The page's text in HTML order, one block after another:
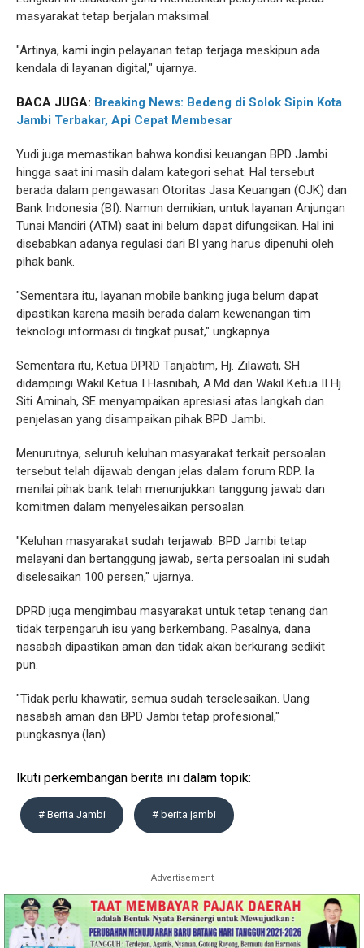
masyarakat tetap berjalan maksimal.
"Artinya, kami ingin pelayanan tetap terjaga meskipun ada
kendala di layanan digital," ujarnya.
BACA JUGA: Breaking News: Bedeng di Solok Sipin Kota
Jambi Terbakar, Api Cepat Membesar
Yudi juga memastikan bahwa kondisi keuangan BPD Jambi
hingga saat ini masih dalam kategori sehat. Hal tersebut
berada dalam pengawasan Otoritas Jasa Keuangan (OJK) dan
Bank Indonesia (BI). Namun demikian, untuk layanan Anjungan
Tunai Mandiri (ATM) saat ini belum dapat difungsikan. Hal ini
disebabkan adanya regulasi dari BI yang harus dipenuhi oleh
pihak bank.
"Sementara itu, layanan mobile banking juga belum dapat
dipastikan karena masih berada dalam kewenangan tim
teknologi informasi di tingkat pusat," ungkapnya.
Sementara itu, Ketua DPRD Tanjabtim, Hj. Zilawati, SH
didampingi Wakil Ketua I Hasnibah, A.Md dan Wakil Ketua II Hj.
Siti Aminah, SE menyampaikan apresiasi atas langkah dan
penjelasan yang disampaikan pihak BPD Jambi.
Menurutnya, seluruh keluhan masyarakat terkait persoalan
tersebut telah dijawab dengan jelas dalam forum RDP. Ia
menilai pihak bank telah menunjukkan tanggung jawab dan
komitmen dalam menyelesaikan persoalan.
"Keluhan masyarakat sudah terjawab. BPD Jambi tetap
melayani dan bertanggung jawab, serta persoalan ini sudah
diselesaikan 100 persen," ujarnya.
DPRD juga mengimbau masyarakat untuk tetap tenang dan
tidak terpengaruh isu yang berkembang. Pasalnya, dana
nasabah dipastikan aman dan tidak akan berkurang sedikit
pun.
"Tidak perlu khawatir, semua sudah terselesaikan. Uang
nasabah aman dan BPD Jambi tetap profesional,"
pungkasnya.(lan)
Ikuti perkembangan berita ini dalam topik:
# Berita Jambi # berita jambi
Advertisement